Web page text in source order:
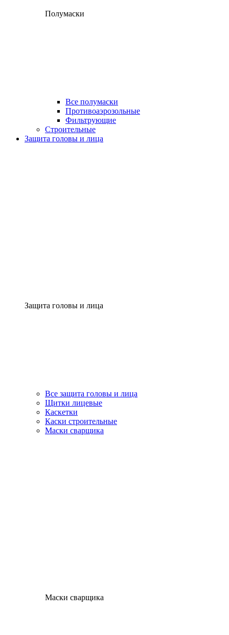
Полумаски
Все полумаски
Противоаэрозольные
Фильтрующие
Строительные
Защита головы и лица
Защита головы и лица
Все защита головы и лица
Щитки лицевые
Каскетки
Каски строительные
Маски сварщика
Маски сварщика